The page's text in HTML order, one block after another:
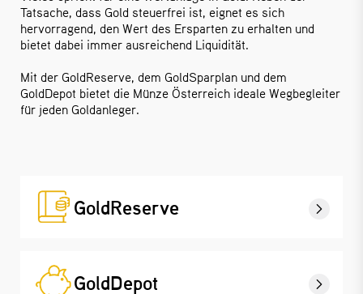
Tatsache, dass Gold steuerfrei ist, eignet es sich
hervorragend, den Wert des Ersparten zu erhalten und
bietet dabei immer ausreichend Liquidität.
Mit der GoldReserve, dem GoldSparplan und dem
GoldDepot bietet die Münze Österreich ideale Wegbegleiter
für jeden Goldanleger.
GoldReserve
GoldDepot